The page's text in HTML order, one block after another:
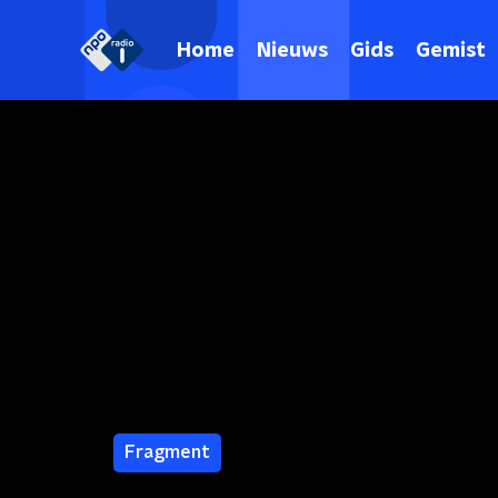
Home Nieuws Gids Gemist
Fragment